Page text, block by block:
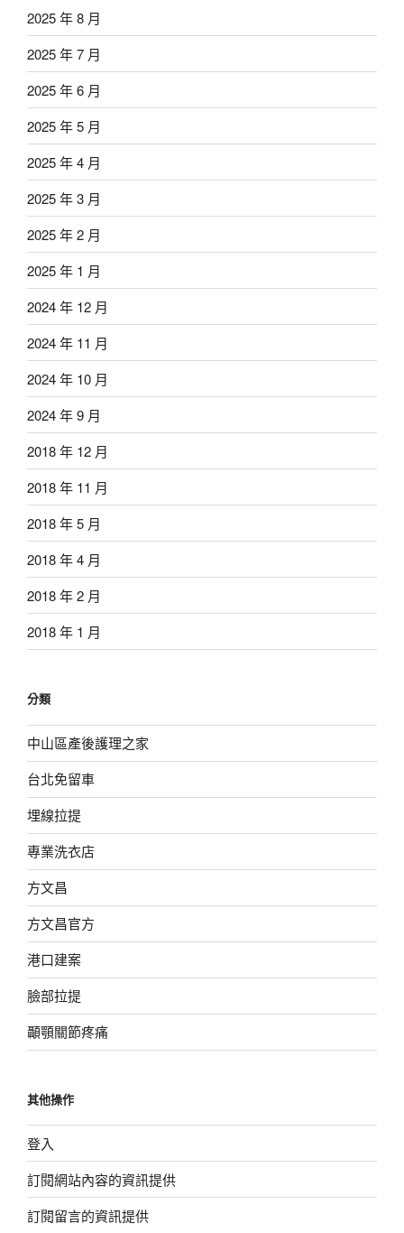
2025 年 8 月
2025 年 7 月
2025 年 6 月
2025 年 5 月
2025 年 4 月
2025 年 3 月
2025 年 2 月
2025 年 1 月
2024 年 12 月
2024 年 11 月
2024 年 10 月
2024 年 9 月
2018 年 12 月
2018 年 11 月
2018 年 5 月
2018 年 4 月
2018 年 2 月
2018 年 1 月
分類
中山區產後護理之家
台北免留車
埋線拉提
專業洗衣店
方文昌
方文昌官方
港口建案
臉部拉提
顳顎關節疼痛
其他操作
登入
訂閱網站內容的資訊提供
訂閱留言的資訊提供